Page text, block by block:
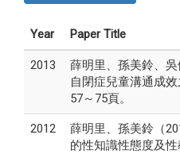
Year Paper Title
2013
薛明里、孫美鈴、
自閉症兒童溝通成效
57～75頁。
2012
薛明里、孫美鈴（
的性知識性態度及